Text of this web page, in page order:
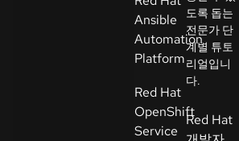
시
작
락
처
언
어
Ansible
Automation
Platform
Red Hat
OpenShift
Service
도록 돕는
전문가 단
계별 튜토
리얼입니
다.
Red Hat